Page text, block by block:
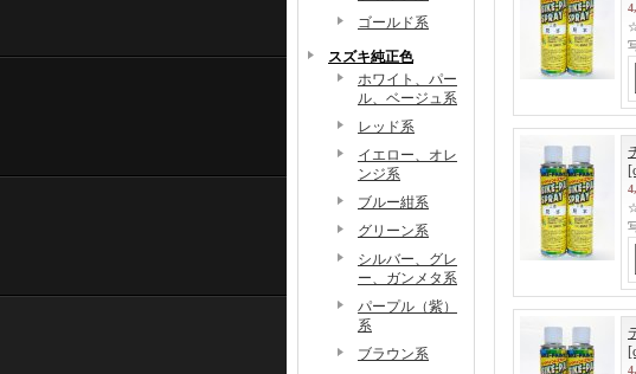
ゴールド系
スズキ純正色
ホワイト、パー
ル、ベージュ系
レッド系
イエロー、オレ
ンジ系
ブルー紺系
グリーン系
シルバー、グレ
ー、ガンメタ系
パープル（紫）
系
ブラウン系